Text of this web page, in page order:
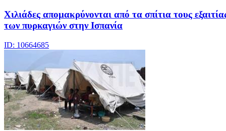
Χιλιάδες απομακρύνονται από τα σπίτια τους
των πυρκαγιών στην Ισπανία
ID: 10664685